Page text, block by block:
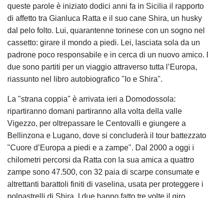
queste parole è iniziato dodici anni fa in Sicilia il rapporto
di affetto tra Gianluca Ratta e il suo cane Shira, un husky
dal pelo folto. Lui, quarantenne torinese con un sogno nel
cassetto: girare il mondo a piedi. Lei, lasciata sola da un
padrone poco responsabile e in cerca di un nuovo amico. I
due sono partiti per un viaggio attraverso tutta l’Europa,
riassunto nel libro autobiografico "Io e Shira".
La "strana coppia" è arrivata ieri a Domodossola:
ripartiranno domani partiranno alla volta della valle
Vigezzo, per oltrepassare le Centovalli e giungere a
Bellinzona e Lugano, dove si concluderà il tour battezzato
"Cuore d’Europa a piedi e a zampe". Dal 2000 a oggi i
chilometri percorsi da Ratta con la sua amica a quattro
zampe sono 47.500, con 32 paia di scarpe consumate e
altrettanti barattoli finiti di vaselina, usata per proteggere i